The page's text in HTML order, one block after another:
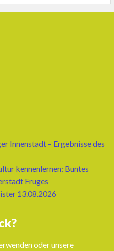
Innenstadt – Ergebnisse des
kennenlernen: Buntes
Fruges
13.08.2026
oder unsere